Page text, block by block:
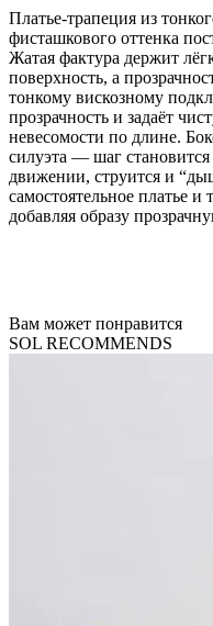
Платье-трапеция из
фисташкового оттенка
Жатая фактура держит
поверхность, а
тонкому вискозному
прозрачность и задаёт
невесомости по длине.
силуэта — шаг становится
движении, струится и
самостоятельное платье и
добавляя образу
Вам может понравится
SOL RECOMMENDS